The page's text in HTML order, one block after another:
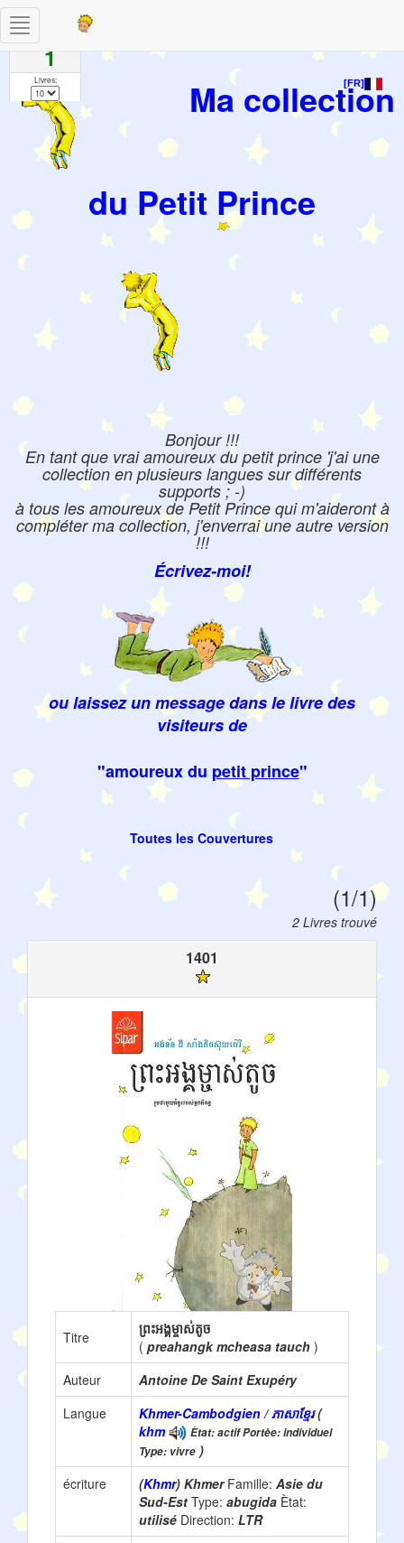
[FR]
Ma collection
du Petit Prince
Bonjour !!!
En tant que vrai amoureux du petit prince 'j'ai une
collection en plusieurs langues sur différents
supports ; -)
à tous les amoureux de Petit Prince qui m'aideront à
compléter ma collection, j'enverrai une autre version
!!!
Écrivez-moi!
ou laissez un message dans le livre des
visiteurs de
"amoureux du petit prince"
Toutes les Couvertures
Toggle
navigation
(1/1)
2 Livres trouvé
Pages
1
Livres:
1401
Titre
ព្រះអង្គម្ចាស់តូច
( preahangk mcheasa tauch )
Auteur
Antoine De Saint Exupéry
Langue
Khmer-Cambodgien / ភាសាខ្មែរ(
khm
Ètat: actif Portèe: individuel
Type: vivre )
écriture
(Khmr) KhmerFamille: Asie du
Sud-Est Type: abugida Ètat:
utilisé Direction: LTR